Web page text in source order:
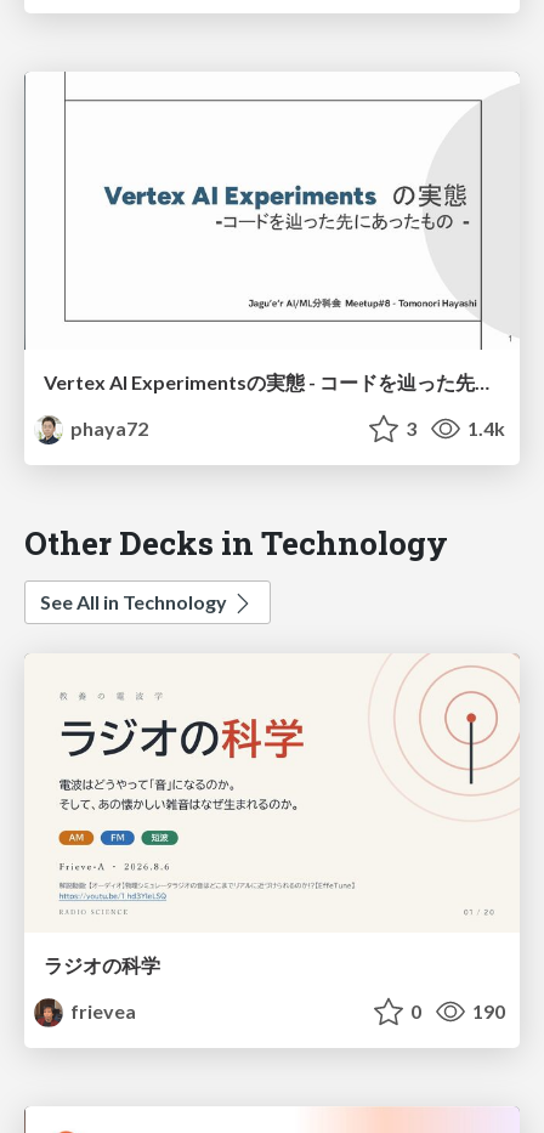
Vertex AI Experimentsの実態 - コードを辿った先にあったもの -
phaya72
3 1.4k
Other Decks in Technology
See All in Technology
ラジオの科学
frievea
0 190